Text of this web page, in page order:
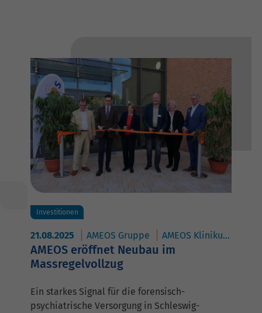
Investitionen
21.08.2025 AMEOS Gruppe AMEOS Klinikum für Forensische Psychiatrie und Psychotherapie Neustadt
AMEOS eröffnet Neubau im
Massregelvollzug
Ein starkes Signal für die forensisch-
psychiatrische Versorgung in Schleswig-